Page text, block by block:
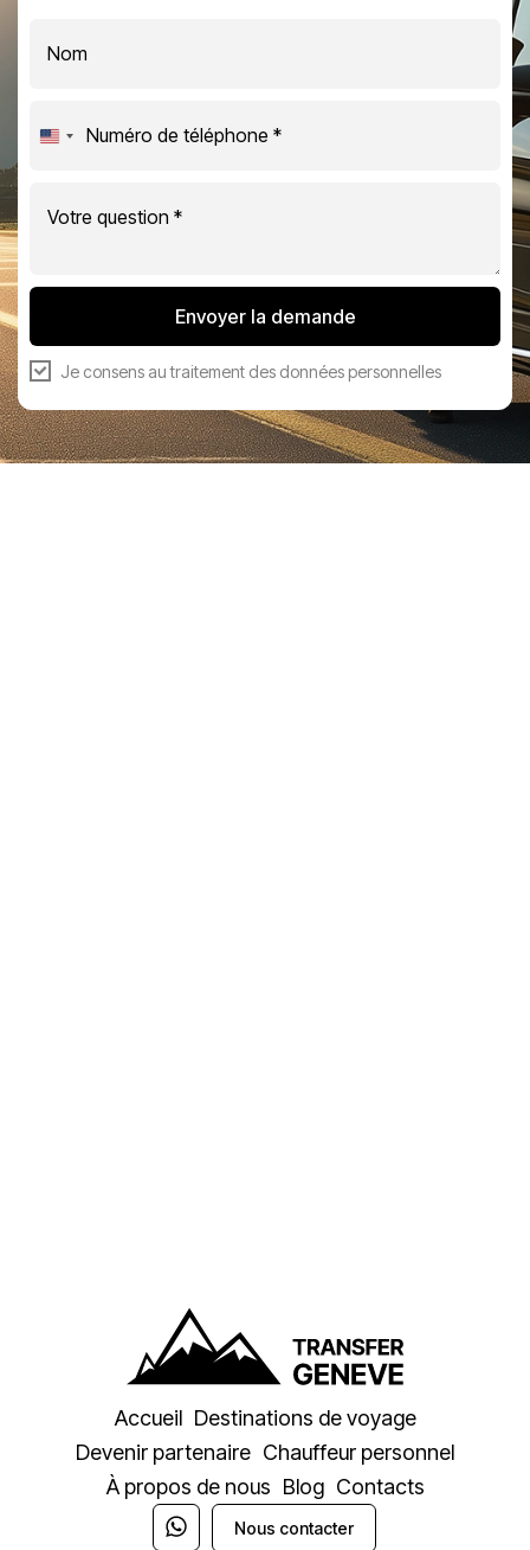
United
Envoyer la demande
Je consens autraitement des données personnelles
Accueil Destinations de voyage
Devenir partenaire Chauffeur personnel
À propos de nous Blog Contacts
Nous contacter